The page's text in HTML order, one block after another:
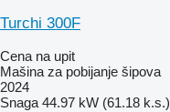
Turchi 300F
Cena na upit
Mašina za pobijanje šipova
2024
Snaga 44.97 kW (61.18 k.s.)